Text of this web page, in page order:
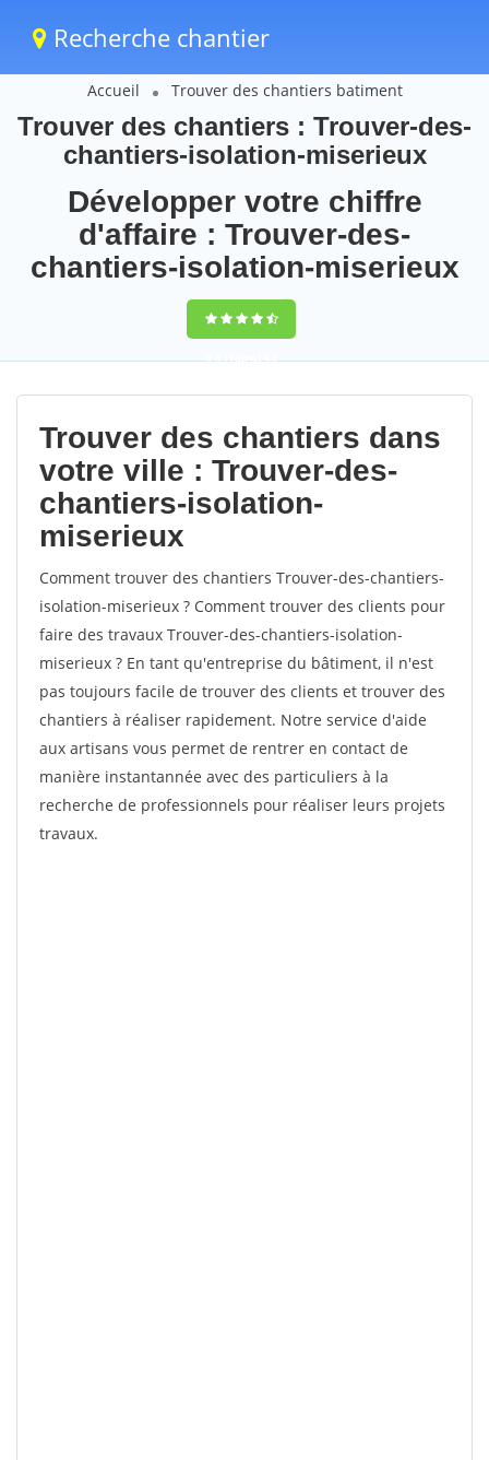
Recherche chantier
Accueil Trouver des chantiers batiment
Trouver des chantiers : Trouver-des-
chantiers-isolation-miserieux
Développer votre chiffre
d'affaire : Trouver-des-
chantiers-isolation-miserieux
9,5(100%)93
votes
Trouver des chantiers dans
votre ville : Trouver-des-
chantiers-isolation-
miserieux
Comment trouver des chantiers Trouver-des-chantiers-
isolation-miserieux ? Comment trouver des clients pour
faire des travaux Trouver-des-chantiers-isolation-
miserieux ? En tant qu'entreprise du bâtiment, il n'est
pas toujours facile de trouver des clients et trouver des
chantiers à réaliser rapidement. Notre service d'aide
aux artisans vous permet de rentrer en contact de
manière instantannée avec des particuliers à la
recherche de professionnels pour réaliser leurs projets
travaux.